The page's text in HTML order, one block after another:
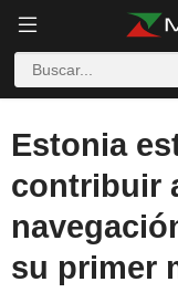
Estonia
contribuir
su primer